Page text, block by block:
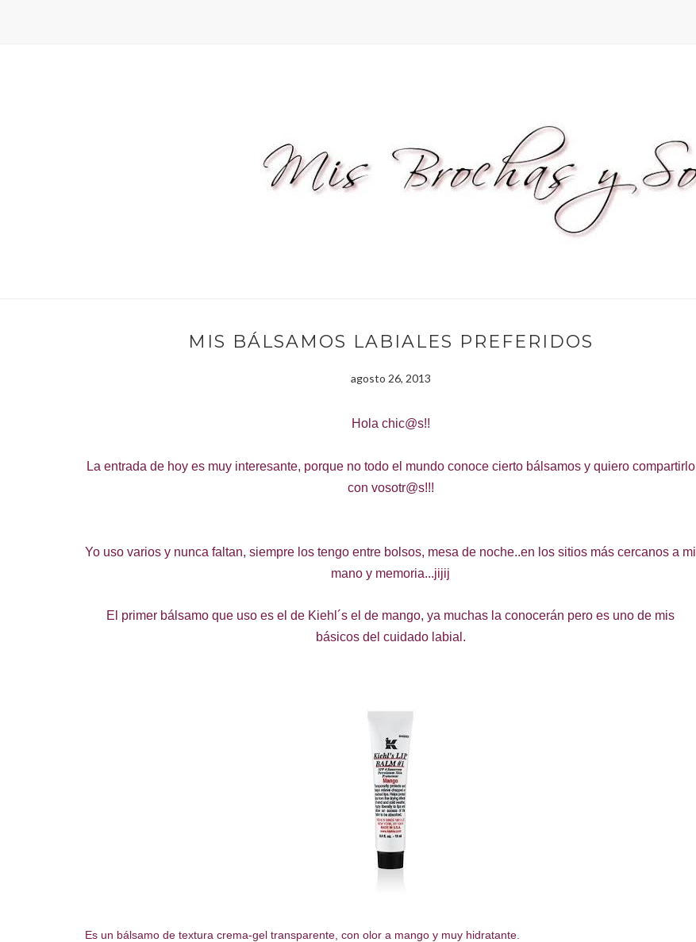
MIS BÁLSAMOS LABIALES PREFERIDOS
agosto 26, 2013
Hola chic@s!!
La entrada de hoy es muy interesante, porque no todo el mundo conoce cierto bálsamos y quiero compartirlo
con vosotr@s!!!
Yo uso varios y nunca faltan, siempre los tengo entre bolsos, mesa de noche..en los sitios más cercanos a mi
mano y memoria...jijij
El primer bálsamo que uso es el de Kiehl´s el de mango, ya muchas la conocerán pero es uno de mis
básicos del cuidado labial.
Es un bálsamo de textura crema-gel transparente, con olor a mango y muy hidratante.